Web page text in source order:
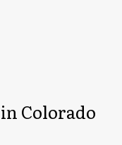
Colorado